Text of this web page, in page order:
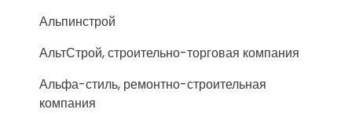
Альпинстрой
АльтСтрой, строительно-торговая компания
Альфа-стиль, ремонтно-строительная
компания